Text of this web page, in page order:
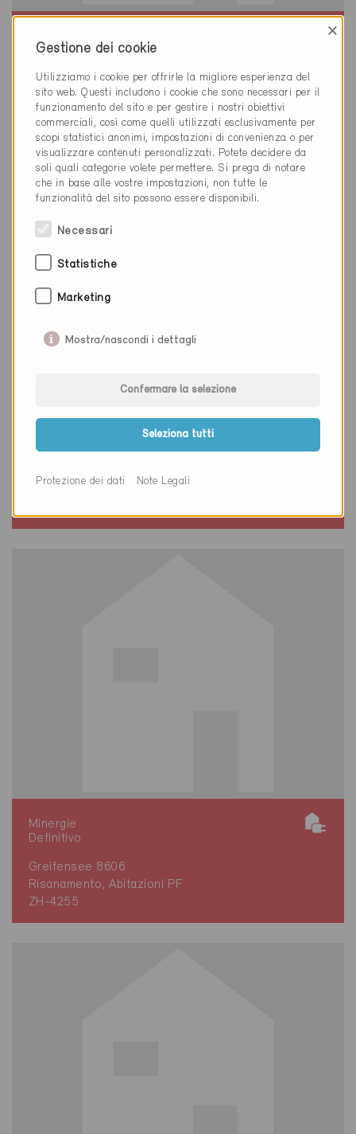
Definitivo
Greifensee 8606
Risanamento, Abitazioni PF
ZH-4256
Greifensee 8606
Risanamento, Abitazioni PF
Minergie
Definitivo
Greifensee 8606
Risanamento, Abitazioni PF
ZH-4255
Gestione dei cookie
×
Utilizziamo i cookie per offrirle la migliore esperienza del
sito web. Questi includono i cookie che sono necessari per il
funzionamento del sito e per gestire i nostri obiettivi
commerciali, così come quelli utilizzati esclusivamente per
scopi statistici anonimi, impostazioni di convenienza o per
visualizzare contenuti personalizzati. Potete decidere da
soli quali categorie volete permettere. Si prega di notare
che in base alle vostre impostazioni, non tutte le
funzionalità del sito possono essere disponibili.
Necessari
Statistiche
Marketing
Mostra/nascondi i dettagli
Confermare la selezione
Seleziona tutti
Protezione dei dati Note Legali